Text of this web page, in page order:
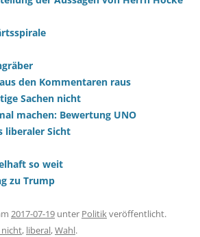
den Kommentaren raus
Sachen nicht
machen: Bewertung UNO
liberaler Sicht
so weit
zu Trump
2017-07-19 unter Politikveröffentlicht.
nicht, liberal,Wahl.